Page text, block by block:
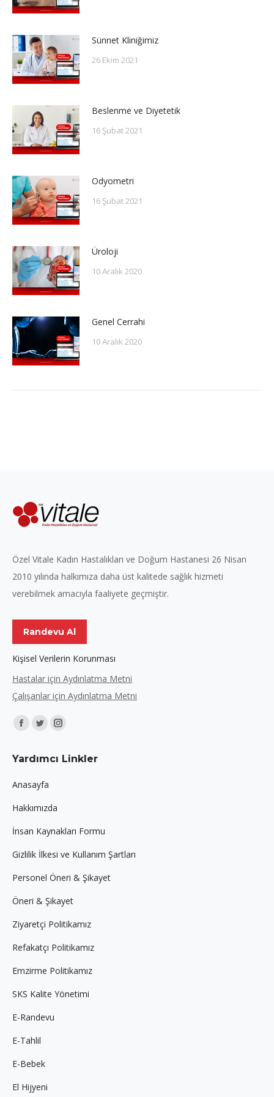
Sünnet Kliniğimiz
26 Ekim 2021
Beslenme ve Diyetetik
16 Şubat 2021
Odyometri
16 Şubat 2021
Üroloji
10 Aralık 2020
Genel Cerrahi
10 Aralık 2020
Özel Vitale Kadın Hastalıkları ve Doğum Hastanesi 26 Nisan
2010 yılında halkımıza daha üst kalitede sağlık hizmeti
verebilmek amacıyla faaliyete geçmiştir.
Randevu Al
Kişisel Verilerin Korunması
Hastalar için Aydınlatma Metni
Çalışanlar için Aydınlatma Metni
Find us on:
Facebook
opens
new
window
Twitter
opens
new
window
Instagram
opens
Yardımcı Linkler
Anasayfa
Hakkımızda
İnsan Kaynakları Formu
Gizlilik İlkesi ve Kullanım Şartları
Personel Öneri & Şikayet
Öneri & Şikayet
Ziyaretçi Politikamız
Refakatçı Politikamız
Emzirme Politikamız
SKS Kalite Yönetimi
E-Randevu
E-Tahlil
E-Bebek
El Hijyeni